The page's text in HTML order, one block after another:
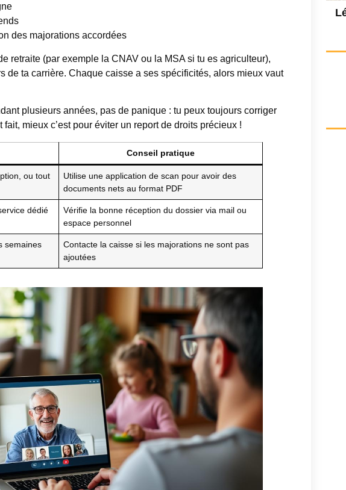
des majorations accordées
retraite (par exemple la CNAV ou la MSA si tu es agriculteur),
de ta carrière. Chaque caisse a ses spécificités, alors mieux vaut
plusieurs années, pas de panique : tu peux toujours corriger
mieux c’est pour éviter un report de droits précieux !
Conseil pratique
ou tout
Utilise une application de scan pour avoir des
documents nets au format PDF
dédié
Vérifie la bonne réception du dossier via mail ou
espace personnel
semaines
Contacte la caisse si les majorations ne sont pas
ajoutées